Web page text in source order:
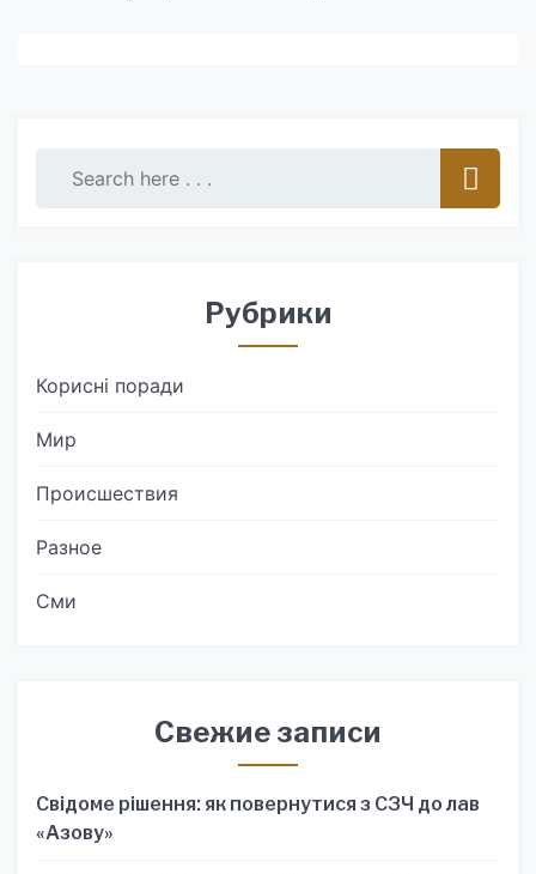
Рубрики
Корисні поради
Мир
Происшествия
Разное
Сми
Свежие записи
Свідоме рішення: як повернутися з СЗЧ до лав
«Азову»